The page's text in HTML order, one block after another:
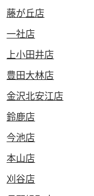
藤が丘店
一社店
上小田井店
豊田大林店
金沢北安江店
鈴鹿店
今池店
本山店
刈谷店